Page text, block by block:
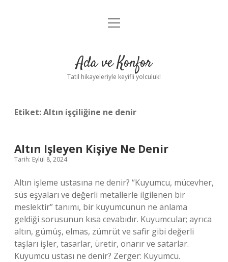
Anasayfa
Yasal Uyarı
menüyü
Ada ve Konfor
Tatil hikayeleriyle keyifli yolculuk!
Etiket:Altın işçiliğine ne denir
Altın Işleyen Kişiye Ne Denir
Tarih: Eylül 8, 2024
Altın işleme ustasına ne denir? “Kuyumcu, mücevher,
süs eşyaları ve değerli metallerle ilgilenen bir
meslektir” tanımı, bir kuyumcunun ne anlama
geldiği sorusunun kısa cevabıdır. Kuyumcular; ayrıca
altın, gümüş, elmas, zümrüt ve safir gibi değerli
taşları işler, tasarlar, üretir, onarır ve satarlar.
Kuyumcu ustası ne denir? Zerger: Kuyumcu.